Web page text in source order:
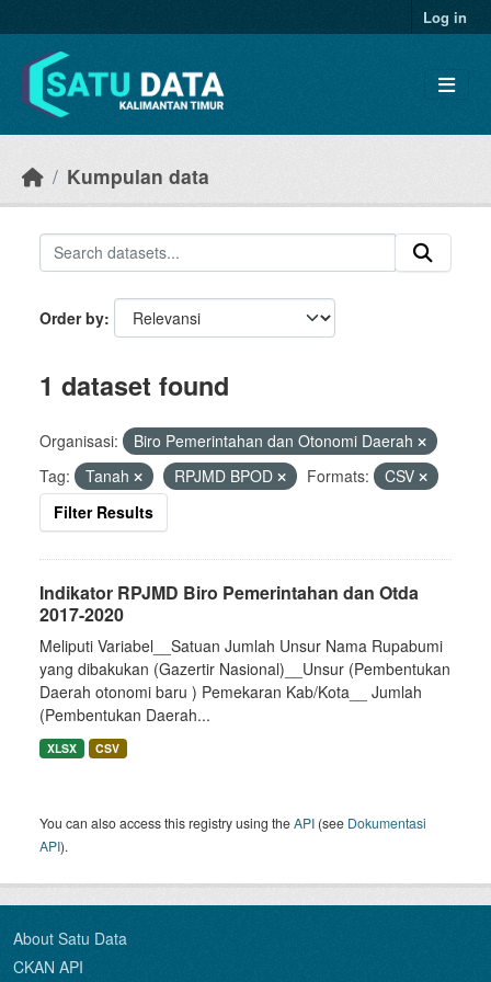
Log in
Kumpulan data
Order by
1 dataset found
Organisasi:
Biro Pemerintahan dan Otonomi Daerah
Tag:
Tanah RPJMD BPOD Formats:
CSV
Filter Results
Indikator RPJMD Biro Pemerintahan dan Otda
2017-2020
Meliputi Variabel__Satuan Jumlah Unsur Nama Rupabumi
yang dibakukan (Gazertir Nasional)__Unsur (Pembentukan
Daerah otonomi baru ) Pemekaran Kab/Kota__ Jumlah
(Pembentukan Daerah...
XLSX CSV
You can also access this registry using theAPI (see Dokumentasi
API).
About Satu Data
CKAN API